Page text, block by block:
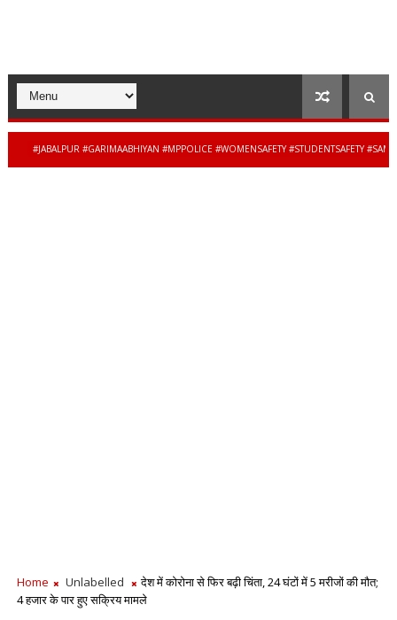
#JABALPUR #GARIMAABHIYAN #MPPOLICE #WOMENSAFETY #STUDENTSAFETY
Home Unlabelled
देश में कोरोना से फिर बढ़ी चिंता, 24 घंटों में 5 मरीजों की मौत;
4 हजार के पार हुए सक्रिय मामले